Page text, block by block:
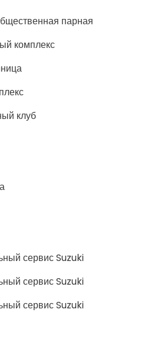
парная
комплекс
клуб
сервис Suzuki
сервис Suzuki
сервис Suzuki